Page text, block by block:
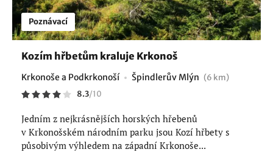
Poznávací
Kozím hřbetům kraluje Krkonoš
Krkonoše a Podkrkonoší Špindlerův Mlýn (6 km)
8.3/10
Jedním z nejkrásnějších horských hřebenů
v Krkonošském národním parku jsou Kozí hřbety s
působivým výhledem na západní Krkonoše...